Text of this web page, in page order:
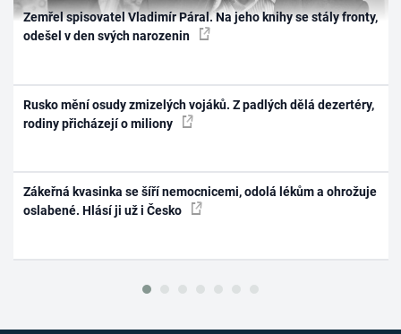
Zemřel spisovatel Vladimír Páral. Na jeho knihy se stály fronty,
odešel v den svých narozenin
Rusko mění osudy zmizelých vojáků. Z padlých dělá dezertéry,
rodiny přicházejí o miliony
Zákeřná kvasinka se šíří nemocnicemi, odolá lékům a ohrožuje
oslabené. Hlásí ji už i Česko